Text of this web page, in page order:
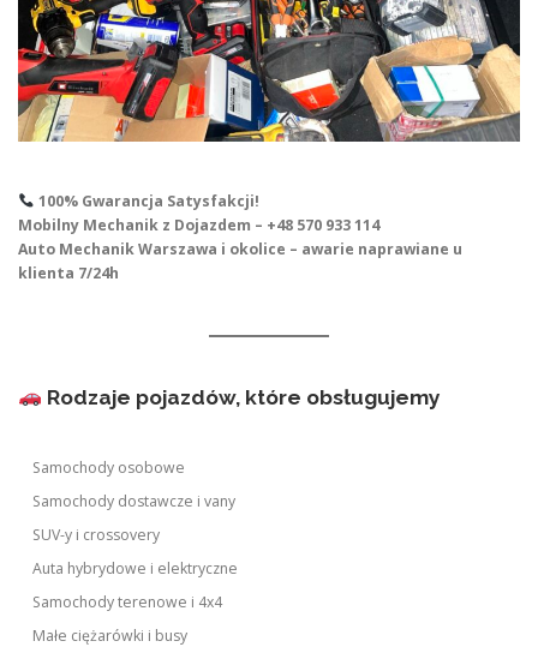
100% Gwarancja Satysfakcji!
Mobilny Mechanik z Dojazdem – +48 570 933 114
Auto Mechanik Warszawa i okolice – awarie naprawiane u
klienta 7/24h
Rodzaje pojazdów, które obsługujemy
Samochody osobowe
Samochody dostawcze i vany
SUV-y i crossovery
Auta hybrydowe i elektryczne
Samochody terenowe i 4x4
Małe ciężarówki i busy